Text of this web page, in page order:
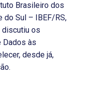
Brasileiro dos
do Sul – IBEF/RS,
discutiu os
Dados às
desde já,